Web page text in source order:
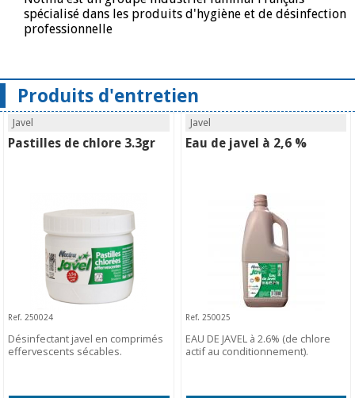
spécialisé dans les produits d'hygiène et de désinfection
professionnelle
Produits d'entretien
Javel
Pastilles de chlore 3.3gr
Ref. 250024
Désinfectant javel en comprimés
effervescents sécables.
Javel
Eau de javel à 2,6 %
Ref. 250025
EAU DE JAVEL à 2.6% (de chlore
actif au conditionnement).